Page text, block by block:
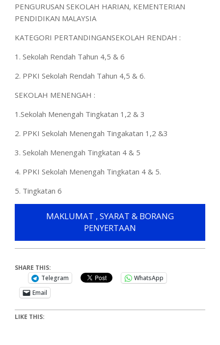
PENGURUSAN SEKOLAH HARIAN, KEMENTERIAN
PENDIDIKAN MALAYSIA
KATEGORI PERTANDINGANSEKOLAH RENDAH :
1. Sekolah Rendah Tahun 4,5 & 6
2. PPKI Sekolah Rendah Tahun 4,5 & 6.
SEKOLAH MENENGAH :
1.Sekolah Menengah Tingkatan 1,2 & 3
2. PPKI Sekolah Menengah Tingakatan 1,2 &3
3. Sekolah Menengah Tingkatan 4 & 5
4. PPKI Sekolah Menengah Tingkatan 4 & 5.
5. Tingkatan 6
MAKLUMAT , SYARAT & BORANG
PENYERTAAN
SHARE THIS:
Telegram
WhatsApp
Email
LIKE THIS: